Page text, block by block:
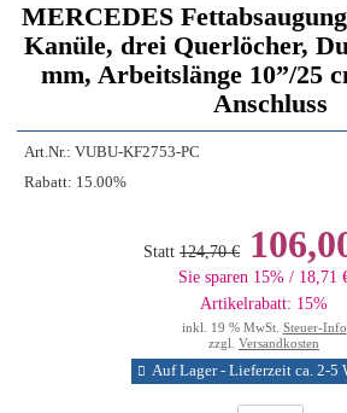
MERCEDES
Kanüle, drei Querlöcher,
mm, Arbeitslänge 10”/25
Anschluss
Art.Nr.: VUBU-KF2753-PC
Rabatt: 15.00%
Statt 124,70 €
Sie sparen 15% / 18,71
Artikelrabatt: 15%
inkl. 19 % MwSt. Steuer-Info
zzgl. Versandkosten
Auf Lager - Lieferzeit ca. 2-5